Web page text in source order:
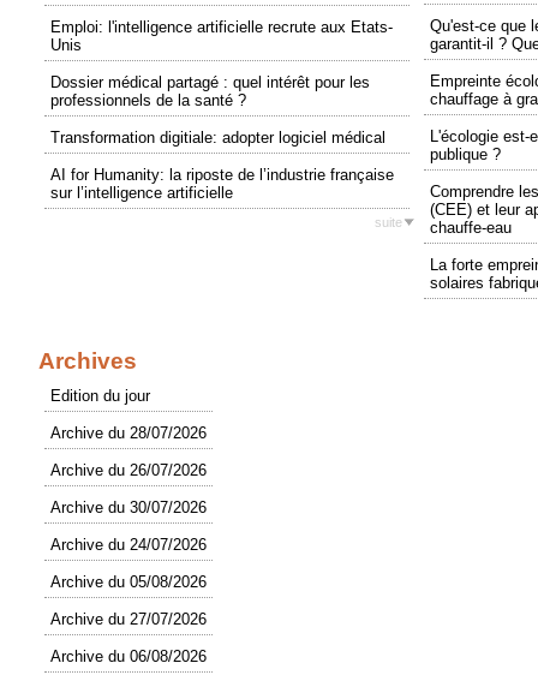
Emploi: l'intelligence artificielle recrute aux Etats-
Unis
Dossier médical partagé : quel intérêt pour les
professionnels de la santé ?
Transformation digitiale: adopter logiciel médical
AI for Humanity: la riposte de l’industrie française
sur l’intelligence artificielle
suite
Qu'est-ce que
garantit-il ?
Empreinte
chauffage à
L'écologie est-
publique ?
Comprendre
(CEE) et leur
chauffe-eau
La forte
solaires
Archives
Edition du jour
Archive du 28/07/2026
Archive du 26/07/2026
Archive du 30/07/2026
Archive du 24/07/2026
Archive du 05/08/2026
Archive du 27/07/2026
Archive du 06/08/2026